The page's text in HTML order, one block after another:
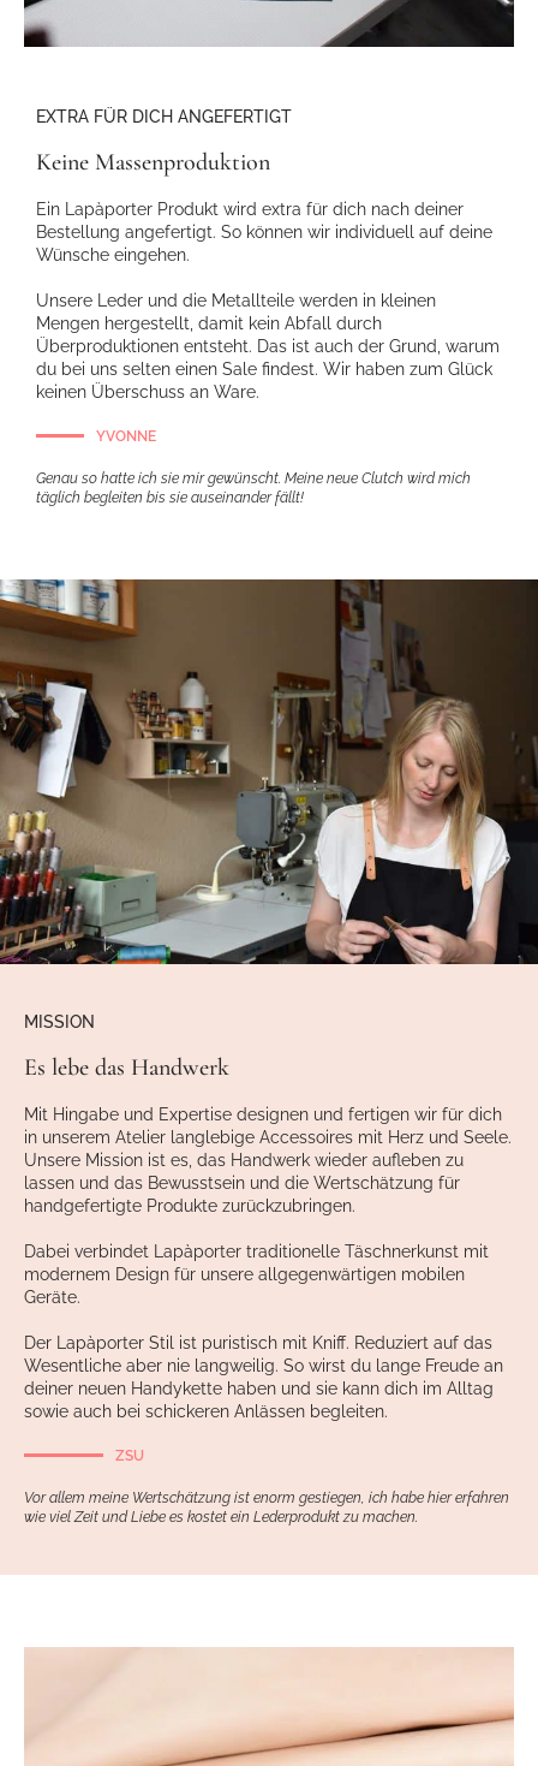
EXTRA FÜR DICH ANGEFERTIGT
Keine Massenproduktion
Ein Lapàporter Produkt wird extra für dich nach deiner
Bestellung angefertigt. So können wir individuell auf deine
Wünsche eingehen.
Unsere Leder und die Metallteile werden in kleinen
Mengen hergestellt, damit kein Abfall durch
Überproduktionen entsteht. Das ist auch der Grund, warum
du bei uns selten einen Sale findest. Wir haben zum Glück
keinen Überschuss an Ware.
YVONNE
Genau so hatte ich sie mir gewünscht. Meine neue Clutch wird mich
täglich begleiten bis sie auseinander fällt!
MISSION
Es lebe das Handwerk
Mit Hingabe und Expertise designen und fertigen wir für dich
in unserem Atelier langlebige Accessoires mit Herz und Seele.
Unsere Mission ist es, das Handwerk wieder aufleben zu
lassen und das Bewusstsein und die Wertschätzung für
handgefertigte Produkte zurückzubringen.
Dabei verbindet Lapàporter traditionelle Täschnerkunst mit
modernem Design für unsere allgegenwärtigen mobilen
Geräte.
Der Lapàporter Stil ist puristisch mit Kniff. Reduziert auf das
Wesentliche aber nie langweilig. So wirst du lange Freude an
deiner neuen Handykette haben und sie kann dich im Alltag
sowie auch bei schickeren Anlässen begleiten.
ZSU
Vor allem meine Wertschätzung ist enorm gestiegen, ich habe hier erfahren
wie viel Zeit und Liebe es kostet ein Lederprodukt zu machen.